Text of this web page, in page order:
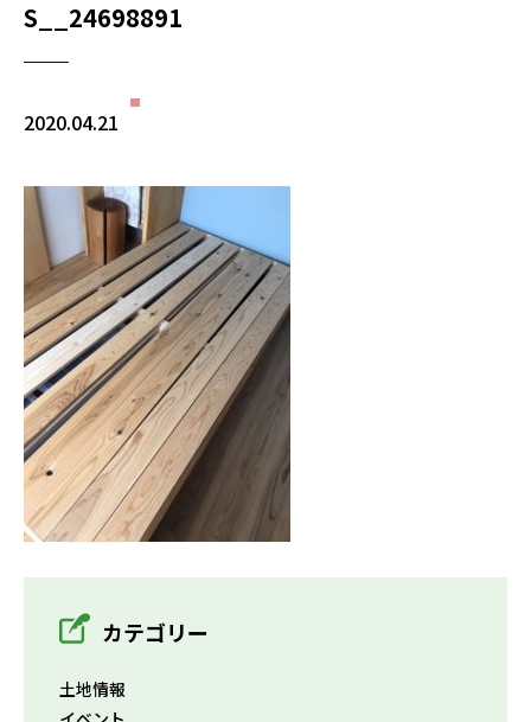
S__24698891
2020.04.21
カテゴリー
土地情報